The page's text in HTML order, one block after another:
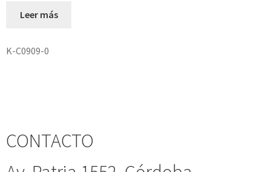
K-C0909-0
Leer más
CONTACTO